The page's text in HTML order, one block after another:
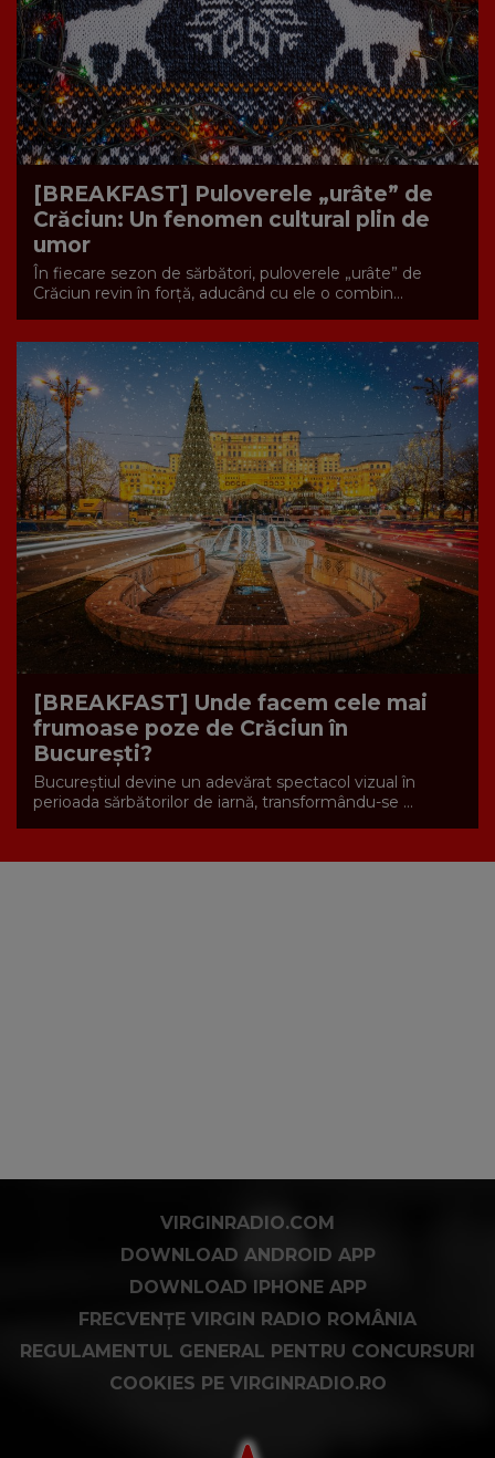
[BREAKFAST] Puloverele „urâte” de
Crăciun: Un fenomen cultural plin de
umor
În fiecare sezon de sărbători, puloverele „urâte” de
Crăciun revin în forță, aducând cu ele o combin...
[BREAKFAST] Unde facem cele mai
frumoase poze de Crăciun în
București?
Bucureștiul devine un adevărat spectacol vizual în
perioada sărbătorilor de iarnă, transformându-se ...
VIRGINRADIO.COM
DOWNLOAD ANDROID APP
DOWNLOAD IPHONE APP
FRECVENȚE VIRGIN RADIO ROMÂNIA
REGULAMENTUL GENERAL PENTRU CONCURSURI
COOKIES PE VIRGINRADIO.RO